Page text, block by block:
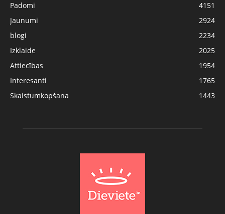
Padomi
4151
Jaunumi
2924
blogi
2234
Izklaide
2025
Attiecības
1954
Interesanti
1765
Skaistumkopšana
1443